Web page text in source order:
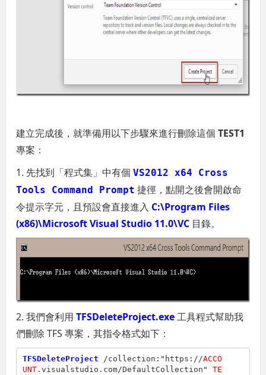
建立完成後，就準備用以下步驟來進行刪除這個TEST1
專案：
1. 先找到「程式集」中有個VS2012 x64 Cross
Tools Command Prompt 捷徑，點開之後會開啟命
令提示字元，且預設會直接進入 C:\Program Files
(x86)\Microsoft Visual Studio 11.0\VC 目錄。
2. 我們會利用TFSDeleteProject.exe工具程式幫助我
們刪除 TFS 專案，其指令格式如下：
TFSDeleteProject /collection:"https://ACCO
UNT.visualstudio.com/DefaultCollection" TE